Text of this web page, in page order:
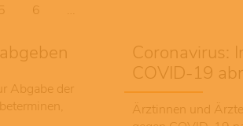
5 6 …
Abgabe der
Coronavirus:
COVID-19
Ärztinnen und